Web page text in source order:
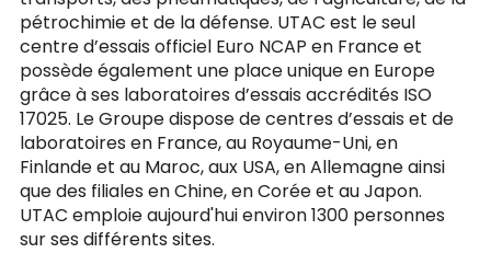
pétrochimie et de la défense. UTAC est le seul
centre d’essais officiel Euro NCAP en France et
possède également une place unique en Europe
grâce à ses laboratoires d’essais accrédités ISO
17025. Le Groupe dispose de centres d’essais et de
laboratoires en France, au Royaume-Uni, en
Finlande et au Maroc, aux USA, en Allemagne ainsi
que des filiales en Chine, en Corée et au Japon.
UTAC emploie aujourd'hui environ 1300 personnes
sur ses différents sites.